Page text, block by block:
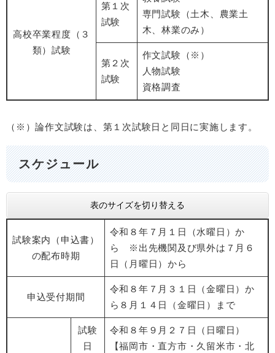
高校卒業程度（３
類）試験
第１次
試験
専門試験（土木、農業土
木、林業のみ）
第２次
試験
作文試験（※）
人物試験
資格調査
（※）論作文試験は、第１次試験日と同日に実施します。
スケジュール
表のサイズを切り替える
試験案内（申込書）
の配布時期
令和８年７月１日（水曜日）か
ら ※出先機関及び県外は７月６
日（月曜日）から
申込受付期間
令和８年７月３１日（金曜日）か
ら８月１４日（金曜日）まで
試験
日
令和８年９月２７日（日曜日）
【福岡市・直方市・久留米市・北